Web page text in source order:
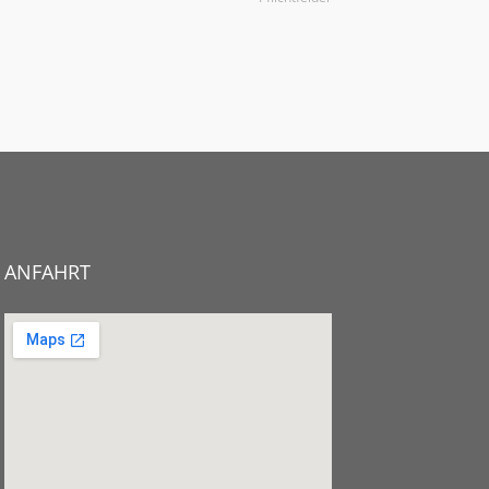
ANFAHRT